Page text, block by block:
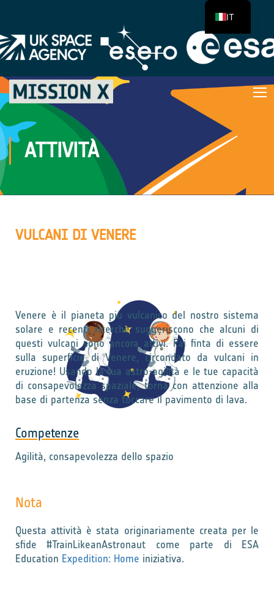
ATTIVITÀ
VULCANI DI VENERE
Venere è il pianeta più vulcanico del nostro sistema
solare e recenti ricerche suggeriscono che alcuni di
questi vulcani sono ancora attivi. Fai finta di essere
sulla superficie di Venere, circondato da vulcani in
eruzione! Usando la tua astro-agilità e le tue capacità
di consapevolezza spaziale, torna con attenzione alla
base di partenza senza toccare il pavimento di lava.
Competenze
Agilità, consapevolezza dello spazio
Nota
Questa attività è stata originariamente creata per le
sfide #TrainLikeanAstronaut come parte di ESA
Education Expedition: Home iniziativa.
IT